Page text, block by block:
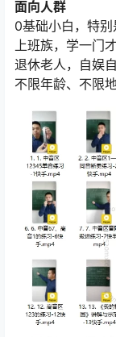
面向人群
0基础小白，特
上班族，学一门
退休老人，自娱
不限年龄、不限